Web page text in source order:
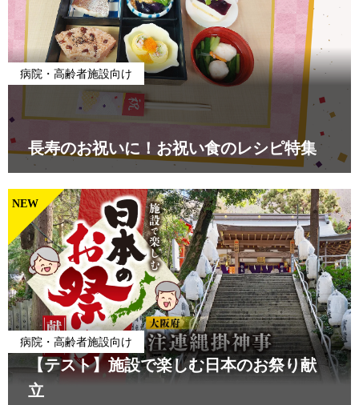
病院・高齢者施設向け
長寿のお祝いに！お祝い食のレシピ特集
病院・高齢者施設向け
【テスト】施設で楽しむ日本のお祭り献
立
NEW